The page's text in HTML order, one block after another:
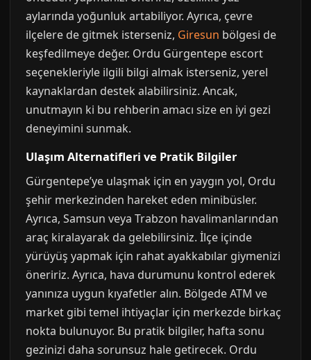
aylarında yoğunluk artabiliyor. Ayrıca, çevre
ilçelere de gitmek isterseniz, Giresun bölgesi de
keşfedilmeye değer. Ordu Gürgentepe escort
seçenekleriyle ilgili bilgi almak isterseniz, yerel
kaynaklardan destek alabilirsiniz. Ancak,
unutmayın ki bu rehberin amacı size en iyi gezi
deneyimini sunmak.
Ulaşım Alternatifleri ve Pratik Bilgiler
Gürgentepe’ye ulaşmak için en yaygın yol, Ordu
şehir merkezinden hareket eden minibüsler.
Ayrıca, Samsun veya Trabzon havalimanlarından
araç kiralayarak da gelebilirsiniz. İlçe içinde
yürüyüş yapmak için rahat ayakkabılar giymenizi
öneririz. Ayrıca, hava durumunu kontrol ederek
yanınıza uygun kıyafetler alın. Bölgede ATM ve
market gibi temel ihtiyaçlar için merkezde birkaç
nokta bulunuyor. Bu pratik bilgiler, hafta sonu
gezinizi daha sorunsuz hale getirecek. Ordu